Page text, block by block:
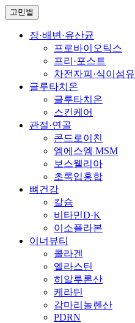
고민별
장·배변·유산균
프로바이오틱스
프리·포스트
차전자피·식이섬유
글루타치온
글루타치온
스킨케어
관절·연골
콘드로이친
엠에스엠 MSM
보스웰리아
초록입홍합
뼈건강
칼슘
비타민D·K
이소플라본
이너뷰티
콜라겐
엘라스틴
히알루론산
케라틴
감마리놀렌산
PDRN